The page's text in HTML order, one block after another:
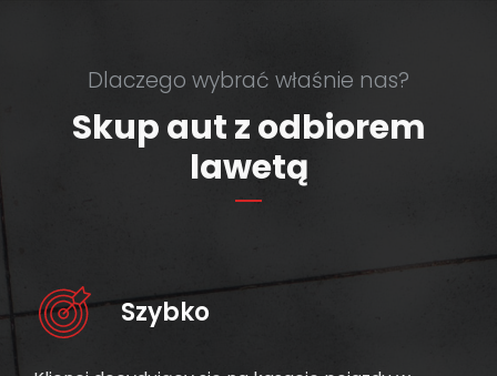
Dlaczego wybrać właśnie nas?
Skup aut z odbiorem
lawetą
Szybko